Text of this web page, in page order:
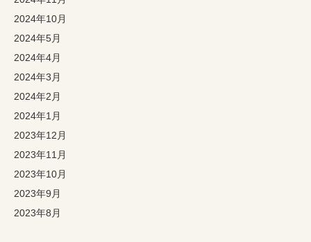
2024年10月
2024年5月
2024年4月
2024年3月
2024年2月
2024年1月
2023年12月
2023年11月
2023年10月
2023年9月
2023年8月